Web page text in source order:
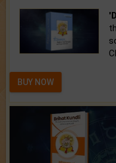
BUY NOW